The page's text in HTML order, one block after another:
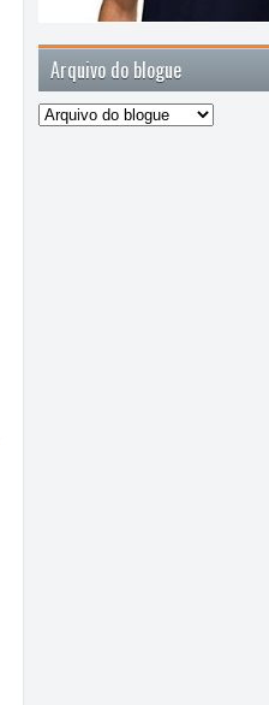
Arquivo do blogue